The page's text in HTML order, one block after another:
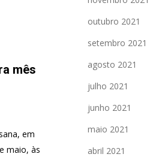
mês
em
maio, às
outubro 2021
setembro 2021
agosto 2021
julho 2021
junho 2021
maio 2021
abril 2021